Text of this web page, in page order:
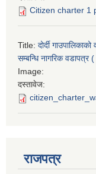
Citizen charter 1
Title: दोर्दी
सम्बन्धि नागरिक
Image:
दस्तावेज:
राजपत्र